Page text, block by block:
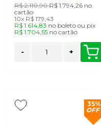
R$ 2.110,90R$ 1.794,26 no
cartão
10x R$ 179,43
R$ 1.614,83 no boletoou pix
R$ 1.704,55 no cartão
- +
35%
OFF